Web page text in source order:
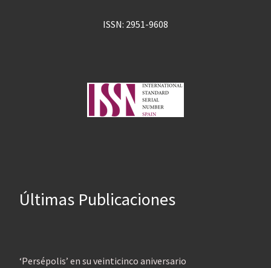
ISSN: 2951-9608
Últimas Publicaciones
‘Persépolis’ en su veinticinco aniversario